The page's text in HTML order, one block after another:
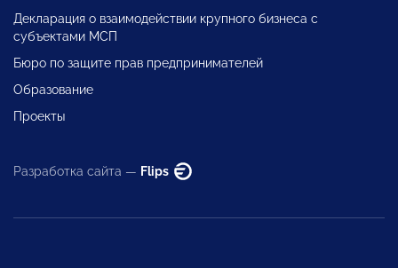
Декларация о взаимодействии крупного бизнеса с
субъектами МСП
Бюро по защите прав предпринимателей
Образование
Проекты
Разработка сайта — Flips